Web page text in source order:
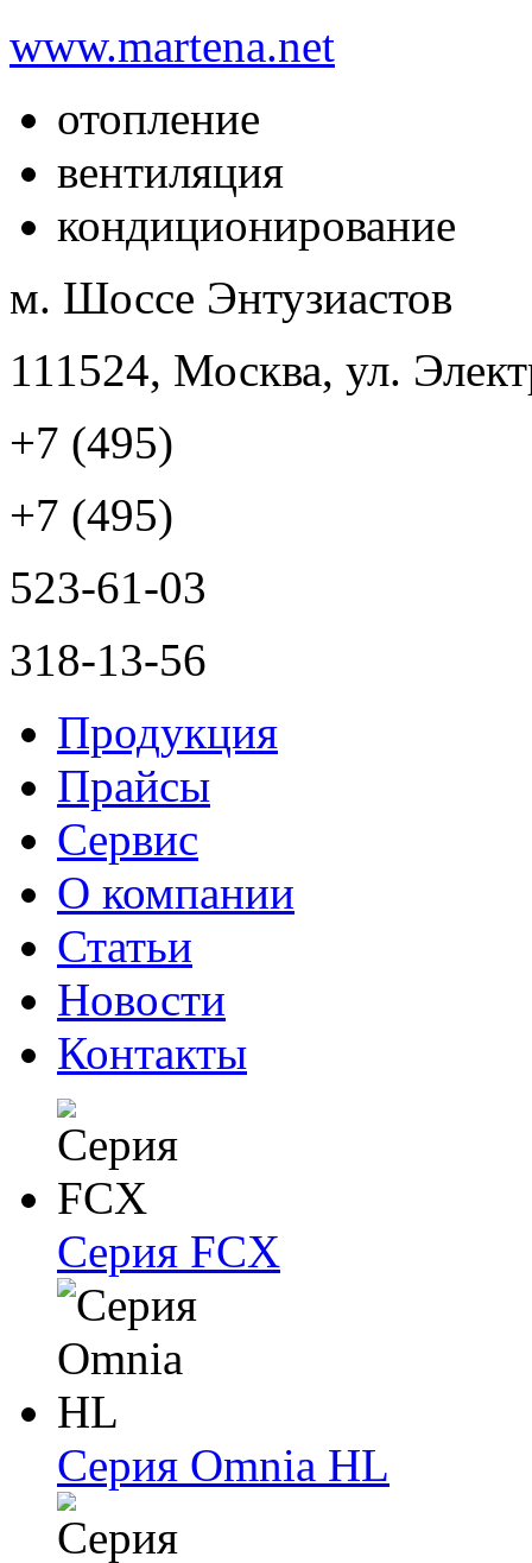
www.martena.net
отопление
вентиляция
кондиционирование
м. Шоссе Энтузиастов
111524, Москва, ул.
+7 (495)
+7 (495)
523-61-03
318-13-56
Продукция
Прайсы
Сервис
О компании
Статьи
Новости
Контакты
Серия FCX
Серия Omnia HL